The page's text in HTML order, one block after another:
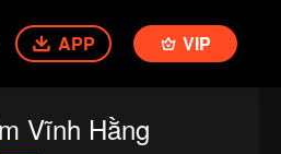
APP VIP
Vĩnh Hằng